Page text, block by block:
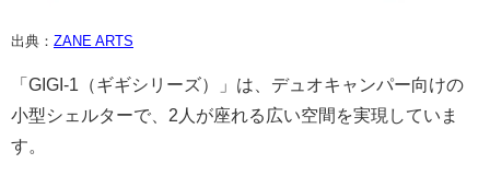
出典： ZANE ARTS
「GIGI-1（ギギシリーズ）」は、デュオキャンパー向けの
小型シェルターで、2人が座れる広い空間を実現していま
す。